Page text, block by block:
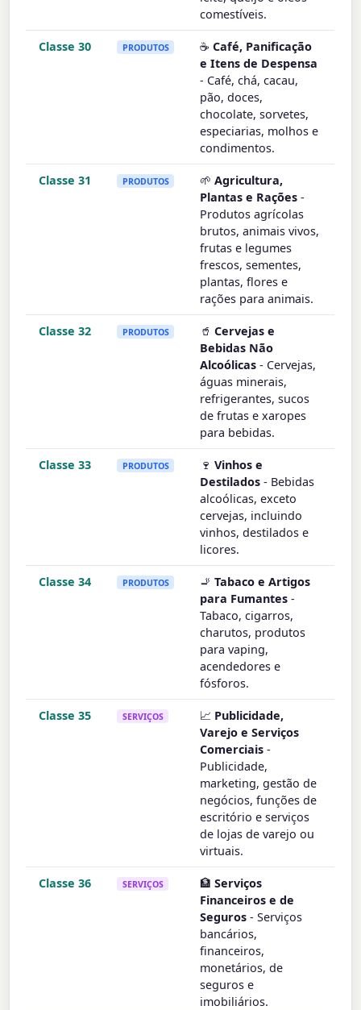
comestíveis.
Classe 30 PRODUTOS ☕Café, Panificação
e Itens de Despensa
- Café, chá, cacau,
pão, doces,
chocolate, sorvetes,
especiarias, molhos e
condimentos.
Classe 31 PRODUTOS 🌱Agricultura,
Plantas e Rações -
Produtos agrícolas
brutos, animais vivos,
frutas e legumes
frescos, sementes,
plantas, flores e
rações para animais.
Classe 32 PRODUTOS 🥤Cervejas e
Bebidas Não
Alcoólicas - Cervejas,
águas minerais,
refrigerantes, sucos
de frutas e xaropes
para bebidas.
Classe 33 PRODUTOS 🍷Vinhos e
Destilados - Bebidas
alcoólicas, exceto
cervejas, incluindo
vinhos, destilados e
licores.
Classe 34 PRODUTOS 🚬Tabaco e Artigos
para Fumantes -
Tabaco, cigarros,
charutos, produtos
para vaping,
acendedores e
fósforos.
Classe 35 SERVIÇOS 📈 Publicidade,
Varejo e Serviços
Comerciais -
Publicidade,
marketing, gestão de
negócios, funções de
escritório e serviços
de lojas de varejo ou
virtuais.
Classe 36 SERVIÇOS 🏦Serviços
Financeiros e de
Seguros - Serviços
bancários,
financeiros,
monetários, de
seguros e
imobiliários.